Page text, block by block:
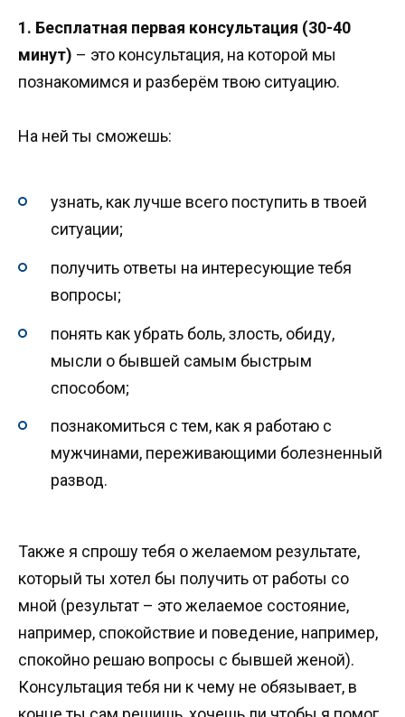
1. Бесплатная первая консультация (30-40
минут) – это консультация, на которой мы
познакомимся и разберём твою ситуацию.
На ней ты сможешь:
узнать, как лучше всего поступить в твоей
ситуации;
получить ответы на интересующие тебя
вопросы;
понять как убрать боль, злость, обиду,
мысли о бывшей самым быстрым
способом;
познакомиться с тем, как я работаю с
мужчинами, переживающими болезненный
развод.
Также я спрошу тебя о желаемом результате,
который ты хотел бы получить от работы со
мной (результат – это желаемое состояние,
например, спокойствие и поведение, например,
спокойно решаю вопросы с бывшей женой).
Консультация тебя ни к чему не обязывает, в